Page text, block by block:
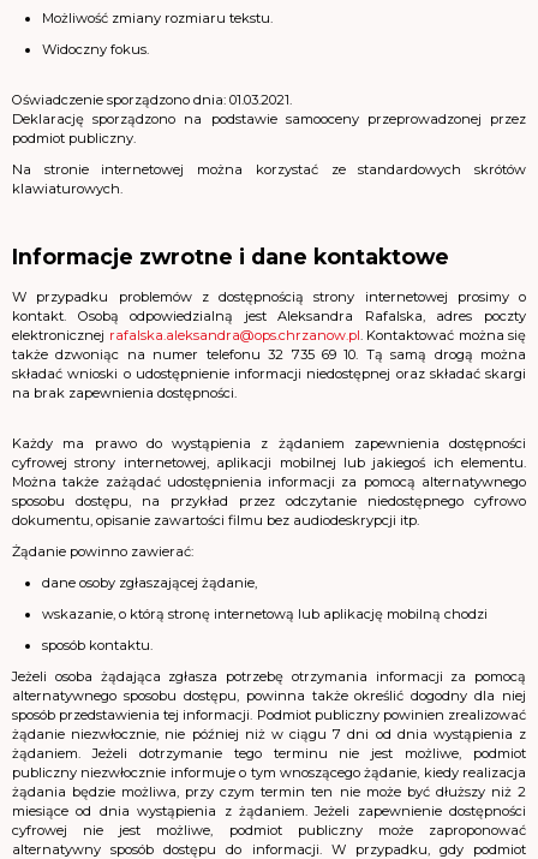
Możliwość zmiany rozmiaru tekstu.
Widoczny fokus.
Oświadczenie sporządzono dnia: 01.03.2021.
Deklarację sporządzono na podstawie samooceny przeprowadzonej przez
podmiot publiczny.
Na stronie internetowej można korzystać ze standardowych skrótów
klawiaturowych.
Informacje zwrotne i dane kontaktowe
W przypadku problemów z dostępnością strony internetowej prosimy o
kontakt. Osobą odpowiedzialną jestAleksandra Rafalska, adres poczty
elektronicznej rafalska.aleksandra@ops.chrzanow.pl. Kontaktować można się
także dzwoniąc na numer telefonu32 735 69 10. Tą samą drogą można
składać wnioski o udostępnienie informacji niedostępnej oraz składać skargi
na brak zapewnienia dostępności.
Każdy ma prawo do wystąpienia z żądaniem zapewnienia dostępności
cyfrowej strony internetowej, aplikacji mobilnej lub jakiegoś ich elementu.
Można także zażądać udostępnienia informacji za pomocą alternatywnego
sposobu dostępu, na przykład przez odczytanie niedostępnego cyfrowo
dokumentu, opisanie zawartości filmu bez audiodeskrypcji itp.
Żądanie powinno zawierać:
dane osoby zgłaszającej żądanie,
wskazanie, o którą stronę internetową lub aplikację mobilną chodzi
sposób kontaktu.
Jeżeli osoba żądająca zgłasza potrzebę otrzymania informacji za pomocą
alternatywnego sposobu dostępu, powinna także określić dogodny dla niej
sposób przedstawienia tej informacji. Podmiot publiczny powinien zrealizować
żądanie niezwłocznie, nie później niż w ciągu 7 dni od dnia wystąpienia z
żądaniem. Jeżeli dotrzymanie tego terminu nie jest możliwe, podmiot
publiczny niezwłocznie informuje o tym wnoszącego żądanie, kiedy realizacja
żądania będzie możliwa, przy czym termin ten nie może być dłuższy niż 2
miesiące od dnia wystąpienia z żądaniem. Jeżeli zapewnienie dostępności
cyfrowej nie jest możliwe, podmiot publiczny może zaproponować
alternatywny sposób dostępu do informacji. W przypadku, gdy podmiot